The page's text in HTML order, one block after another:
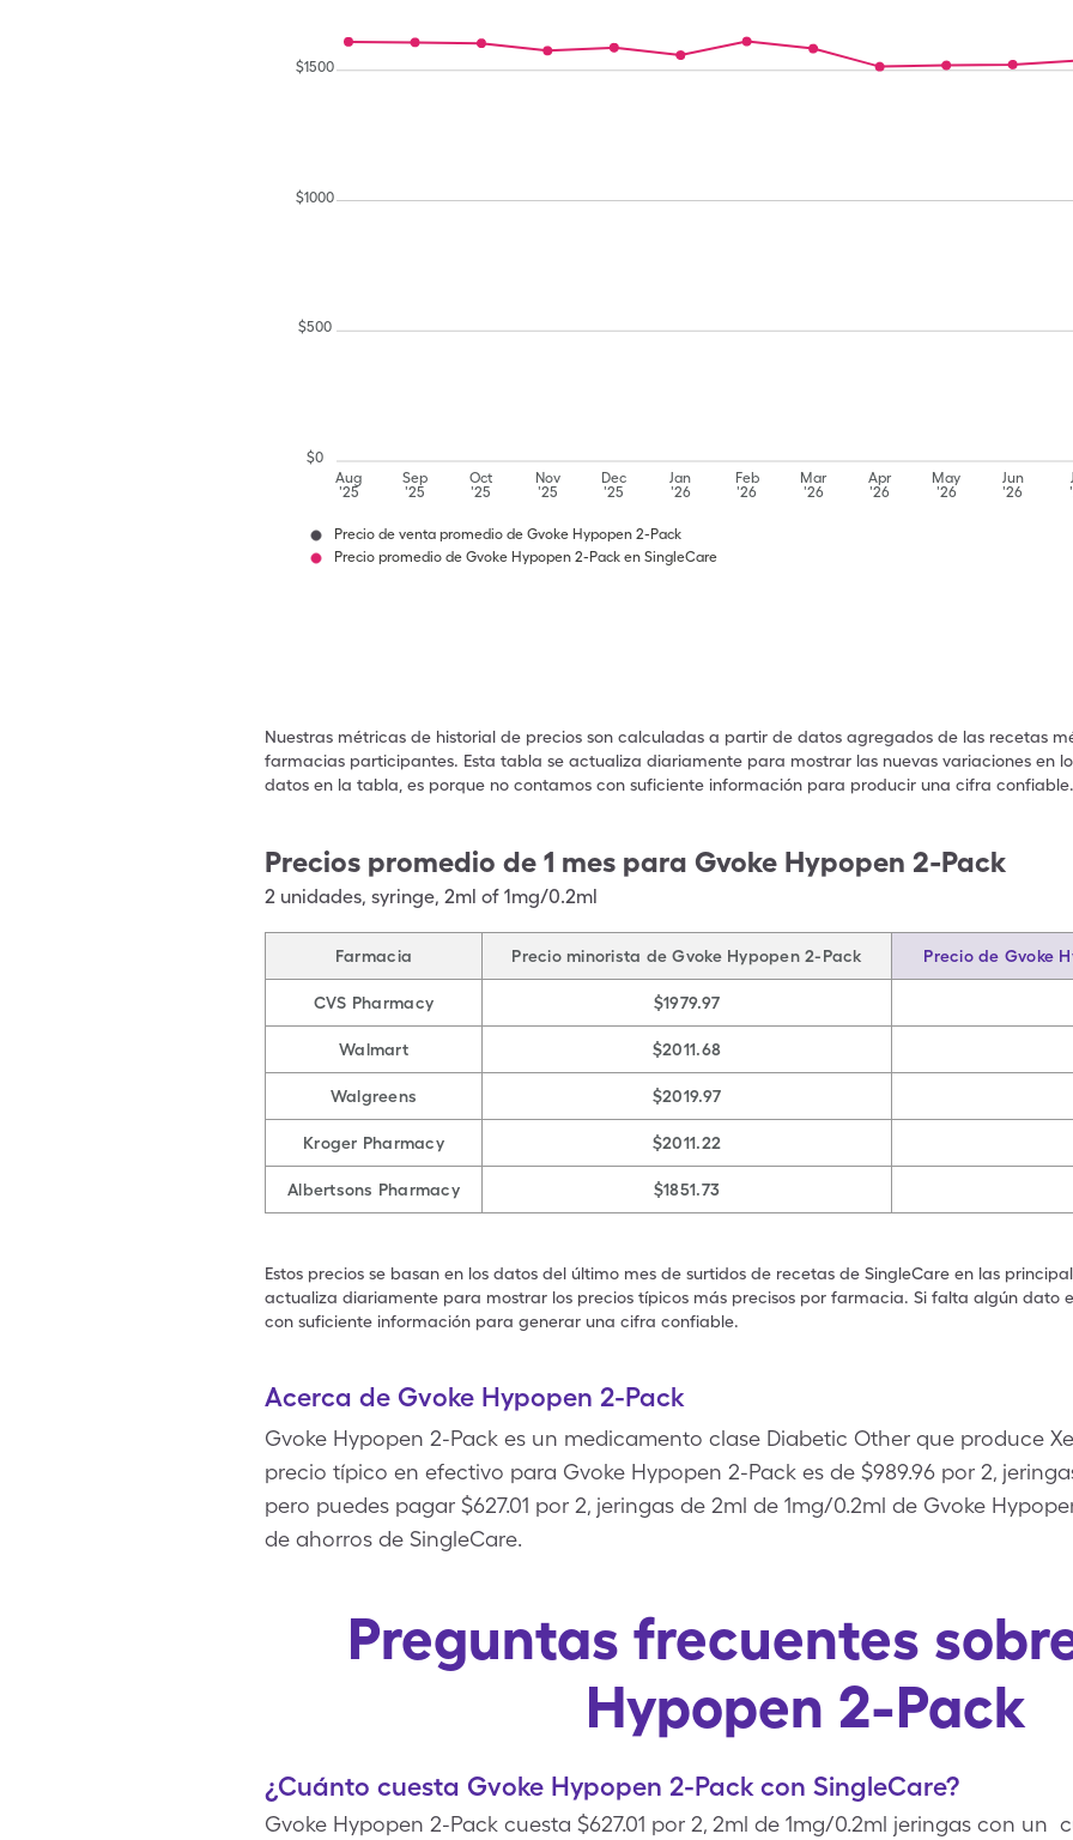
Aug
'25
Sep
'25
Oct
'25
Nov
'25
Dec
'25
Jan
'26
Feb
'26
Mar
'26
Apr
'26
May
'26
Jun
'26
$0
$500
$1000
$1500
Precio de venta promedio de Gvoke Hypopen 2-Pack
Precio promedio de Gvoke Hypopen 2-Pack en SingleCare
Nuestras métricas de historial de precios son calculadas a partir de datos agregados de las recetas
farmacias participantes. Esta tabla se actualiza diariamente para mostrar las nuevas variaciones en
datos en la tabla, es porque no contamos con suficiente información para producir una cifra confiable.
Precios promedio de 1 mes para Gvoke Hypopen 2-Pack
2 unidades, syringe, 2ml of 1mg/0.2ml
Farmacia Precio minorista de Gvoke Hypopen 2-Pack Precio de Gvoke
CVS Pharmacy $1979.97
Walmart $2011.68
Walgreens $2019.97
Kroger Pharmacy $2011.22
Albertsons Pharmacy $1851.73
Estos precios se basan en los datos del último mes de surtidos de recetas de SingleCare en las
actualiza diariamente para mostrar los precios típicos más precisos por farmacia. Si falta algún dato
con suficiente información para generar una cifra confiable.
Acerca de Gvoke Hypopen 2-Pack
Gvoke Hypopen 2-Pack es un medicamento clase Diabetic Other que produce
precio típico en efectivo para Gvoke Hypopen 2-Pack es de $989.96 por 2,
pero puedes pagar $627.01 por 2, jeringas de 2ml de 1mg/0.2ml de Gvoke
de ahorros de SingleCare.
Preguntas frecuentes
Hypopen 2-Pack
¿Cuánto cuesta Gvoke Hypopen 2-Pack con SingleCare?
Gvoke Hypopen 2-Pack cuesta $627.01 por 2, 2ml de 1mg/0.2ml jeringas con un